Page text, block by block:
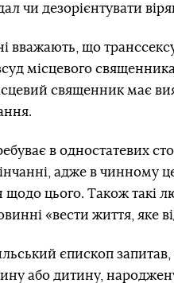
чи дезорієнтувати
вважають, що
місцевого
священник має
в одностатевих
адже в чинному
щодо цього. Також такі
«вести життя, яке
єпископ
або дитину,